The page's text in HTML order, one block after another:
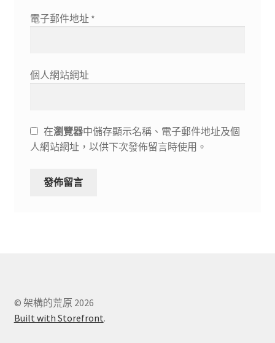
電子郵件地址 *
個人網站網址
在瀏覽器中儲存顯示名稱、電子郵件地址及個
人網站網址，以供下次發佈留言時使用。
© 架構的荒原 2026
Built with Storefront.